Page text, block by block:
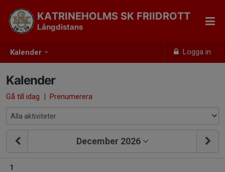
Kalender Logga in
KATRINEHOLMS SK FRIIDROTT
Långdistans
Kalender
Gå till idag | Prenumerera
December 2026
1